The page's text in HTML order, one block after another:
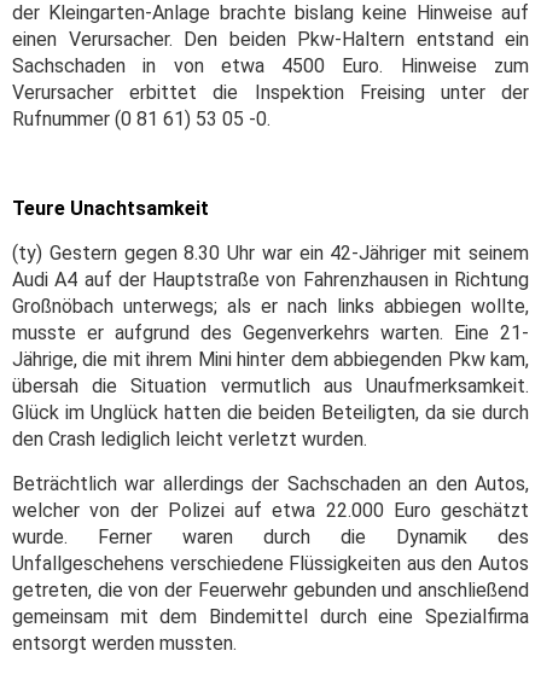
der Kleingarten-Anlage brachte bislang keine Hinweise auf
einen Verursacher. Den beiden Pkw-Haltern entstand ein
Sachschaden in von etwa 4500 Euro. Hinweise zum
Verursacher erbittet die Inspektion Freising unter der
Rufnummer (0 81 61) 53 05 -0.
Teure Unachtsamkeit
(ty) Gestern gegen 8.30 Uhr war ein 42-Jähriger mit seinem
Audi A4 auf der Hauptstraße von Fahrenzhausen in Richtung
Großnöbach unterwegs; als er nach links abbiegen wollte,
musste er aufgrund des Gegenverkehrs warten. Eine 21-
Jährige, die mit ihrem Mini hinter dem abbiegenden Pkw kam,
übersah die Situation vermutlich aus Unaufmerksamkeit.
Glück im Unglück hatten die beiden Beteiligten, da sie durch
den Crash lediglich leicht verletzt wurden.
Beträchtlich war allerdings der Sachschaden an den Autos,
welcher von der Polizei auf etwa 22.000 Euro geschätzt
wurde. Ferner waren durch die Dynamik des
Unfallgeschehens verschiedene Flüssigkeiten aus den Autos
getreten, die von der Feuerwehr gebunden und anschließend
gemeinsam mit dem Bindemittel durch eine Spezialfirma
entsorgt werden mussten.